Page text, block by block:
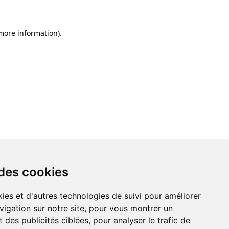
cookies
et d'autres technologies de suivi pour améliorer
sur notre site, pour vous montrer un
des publicités ciblées, pour analyser le trafic de
information).